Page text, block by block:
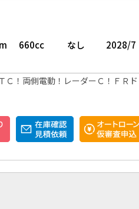
660cc なし 2028/7
！両側電動！レーダーＣ！ＦＲド